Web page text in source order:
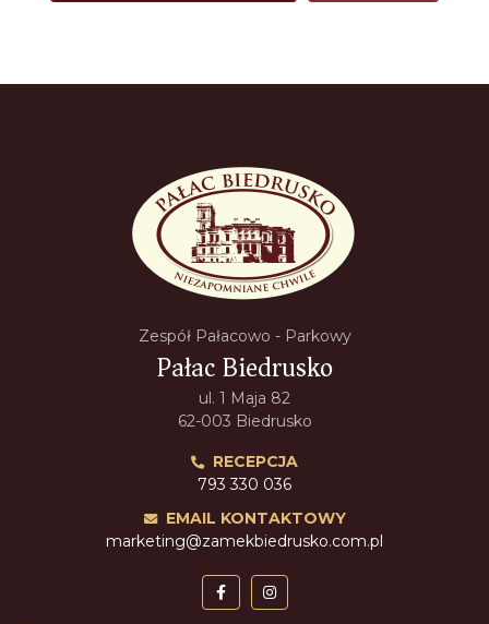
Zespół Pałacowo - Parkowy
Pałac Biedrusko
ul. 1 Maja 82
62-003 Biedrusko
RECEPCJA
793 330 036
EMAIL KONTAKTOWY
marketing@zamekbiedrusko.com.pl